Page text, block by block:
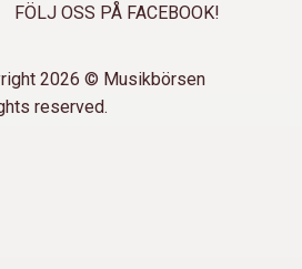
FÖLJ OSS PÅ FACEBOOK!
2026 © Musikbörsen
reserved.